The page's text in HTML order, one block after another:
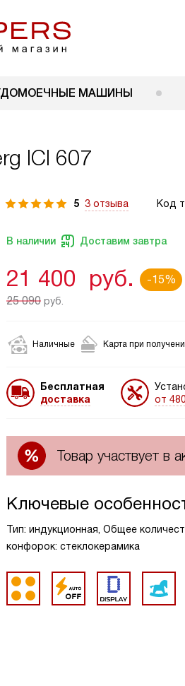
МАШИНЫ
ICI 607
5 3 отзыва Код
В наличии Доставим завтра
21 400 руб.
-15%
25 090 руб.
Наличные Карта при
Бесплатная
доставка
от
Товар участвует в
Ключевые
Тип: индукционная, Общее
конфорок: стеклокерамика